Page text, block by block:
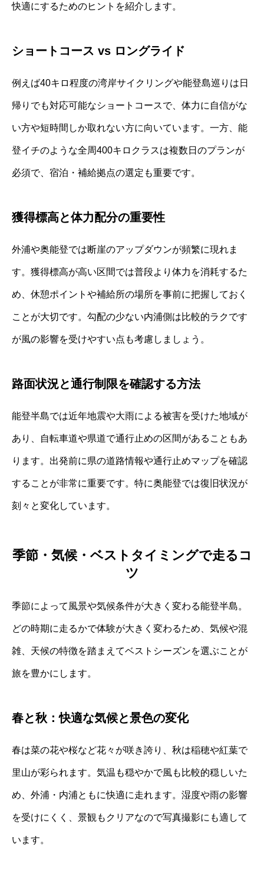
快適にするためのヒントを紹介します。
ショートコース vs ロングライド
例えば40キロ程度の湾岸サイクリングや能登島巡りは日
帰りでも対応可能なショートコースで、体力に自信がな
い方や短時間しか取れない方に向いています。一方、能
登イチのような全周400キロクラスは複数日のプランが
必須で、宿泊・補給拠点の選定も重要です。
獲得標高と体力配分の重要性
外浦や奥能登では断崖のアップダウンが頻繁に現れま
す。獲得標高が高い区間では普段より体力を消耗するた
め、休憩ポイントや補給所の場所を事前に把握しておく
ことが大切です。勾配の少ない内浦側は比較的ラクです
が風の影響を受けやすい点も考慮しましょう。
路面状況と通行制限を確認する方法
能登半島では近年地震や大雨による被害を受けた地域が
あり、自転車道や県道で通行止めの区間があることもあ
ります。出発前に県の道路情報や通行止めマップを確認
することが非常に重要です。特に奥能登では復旧状況が
刻々と変化しています。
季節・気候・ベストタイミングで走るコ
ツ
季節によって風景や気候条件が大きく変わる能登半島。
どの時期に走るかで体験が大きく変わるため、気候や混
雑、天候の特徴を踏まえてベストシーズンを選ぶことが
旅を豊かにします。
春と秋：快適な気候と景色の変化
春は菜の花や桜など花々が咲き誇り、秋は稲穂や紅葉で
里山が彩られます。気温も穏やかで風も比較的穏しいた
め、外浦・内浦ともに快適に走れます。湿度や雨の影響
を受けにくく、景観もクリアなので写真撮影にも適して
います。